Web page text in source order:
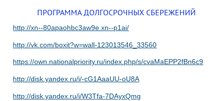
ПРОГРАММА ДОЛГОСРОЧНЫХ СБЕРЕЖЕНИЙ
http://xn--80apaohbc3aw9e.xn--p1ai/
http://vk.com/boxit?w=wall-123013546_33560
https://own.nationalpriority.ru/index.php/s/cvaMaEPP2fBn6c9
http://disk.yandex.ru/i/-cG1AaaUU-oU8A
http://disk.yandex.ru/i/W3Tfa-7DAyxQmg